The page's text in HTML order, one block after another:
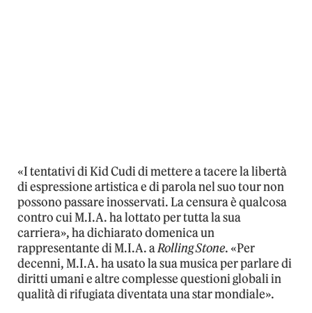
«I tentativi di Kid Cudi di mettere a tacere la libertà
di espressione artistica e di parola nel suo tour non
possono passare inosservati. La censura è qualcosa
contro cui M.I.A. ha lottato per tutta la sua
carriera», ha dichiarato domenica un
rappresentante di M.I.A. aRolling Stone. «Per
decenni, M.I.A. ha usato la sua musica per parlare di
diritti umani e altre complesse questioni globali in
qualità di rifugiata diventata una star mondiale».